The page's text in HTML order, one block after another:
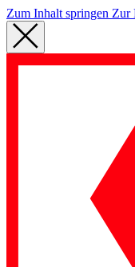
Zum Inhalt springen Zur